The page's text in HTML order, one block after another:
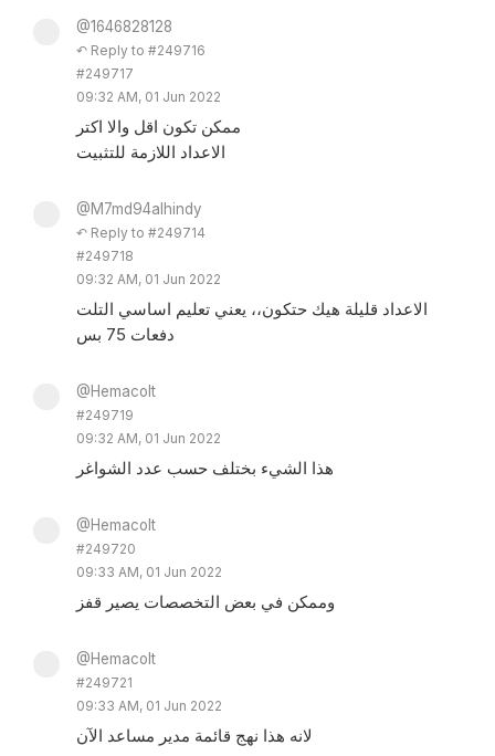
@1646828128
↶ Reply to #249716
#249717
09:32 AM, 01 Jun 2022
ممكن تكون اقل والا اكتر
الاعداد اللازمة للتثبيت
@M7md94alhindy
↶ Reply to #249714
#249718
09:32 AM, 01 Jun 2022
الاعداد قليلة هيك حتكون،، يعني تعليم اساسي التلت
دفعات 75 بس
@Hemacolt
#249719
09:32 AM, 01 Jun 2022
هذا الشيء بختلف حسب عدد الشواغر
@Hemacolt
#249720
09:33 AM, 01 Jun 2022
وممكن في بعض التخصصات يصير قفز
@Hemacolt
#249721
09:33 AM, 01 Jun 2022
لانه هذا نهج قائمة مدير مساعد الآن